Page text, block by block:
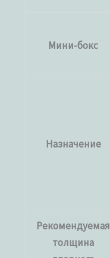
Мини-бокс
Назначение
Рекомендуемая
толщина